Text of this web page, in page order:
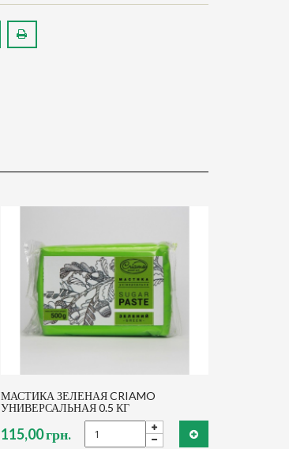
МАСТИКА ЗЕЛЕНАЯ CRIAMO
УНИВЕРСАЛЬНАЯ 0.5 КГ
115,00 грн.